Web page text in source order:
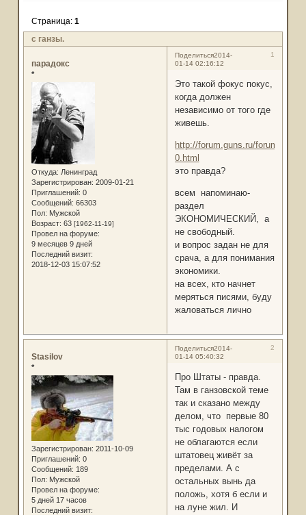
с ганзы.
Страница: 1
Поделиться 1
2014-
01-14 02:16:12
парадокс
*
Откуда: Ленинград
Зарегистрирован: 2009-01-21
Приглашений: 0
Сообщений: 66303
Пол: Мужской
Возраст: 63 [1962-11-19]
Провел на форуме:
9 месяцев 9 дней
Последний визит:
2018-12-03 15:07:52
Это такой фокус покус,
когда должен
независимо от того где
живешь.
http://forum.guns.ru/
0.html
это правда?
всем напоминаю-
раздел
ЭКОНОМИЧЕСКИЙ, а
не свободный.
и вопрос задан не для
срача, а для понимания
экономики.
на всех, кто начнет
меряться писями, буду
жаловаться лично
Поделиться 2
2014-
01-14 05:40:32
Stasilov
*
Зарегистрирован: 2011-10-09
Приглашений: 0
Сообщений: 189
Пол: Мужской
Провел на форуме:
5 дней 17 часов
Последний визит:
Про Штаты - правда.
Там в ганзовской теме
так и сказано между
делом, что первые 80
тыс годовых налогом
не облагаются если
штатовец живёт за
пределами. А с
остальных вынь да
положь, хотя б если и
на луне жил. И